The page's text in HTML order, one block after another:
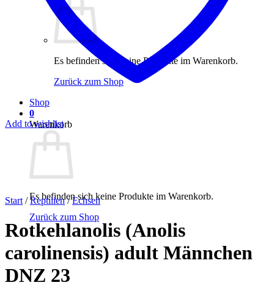
Es befinden sich keine Produkte im Warenkorb.
Zurück zum Shop
Shop
0
Warenkorb
Es befinden sich keine Produkte im Warenkorb.
Zurück zum Shop
Add to wishlist
Start / Reptilien / Echsen
Rotkehlanolis (Anolis
carolinensis) adult Männchen
DNZ 23